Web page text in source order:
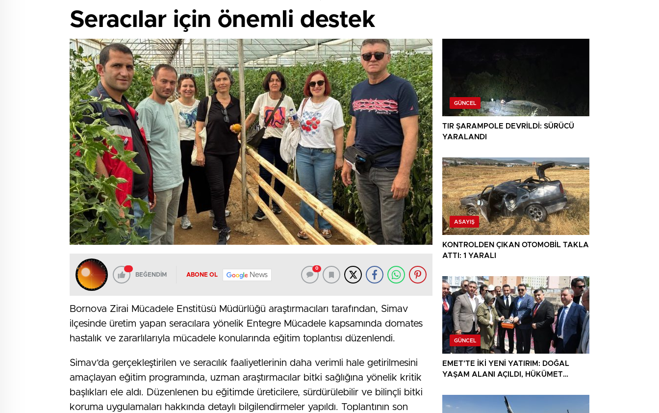
Seracılar için önemli destek
BEĞENDİM ABONE OL News
0
Bornova Zirai Mücadele Enstitüsü Müdürlüğü araştırmacıları tarafından, Simav
ilçesinde üretim yapan seracılara yönelik Entegre Mücadele kapsamında domates
hastalık ve zararlılarıyla mücadele konularında eğitim toplantısı düzenlendi.
Simav’da gerçekleştirilen ve seracılık faaliyetlerinin daha verimli hale getirilmesini
amaçlayan eğitim programında, uzman araştırmacılar bitki sağlığına yönelik kritik
başlıkları ele aldı. Düzenlenen bu eğitimde üreticilere, sürdürülebilir ve bilinçli bitki
koruma uygulamaları hakkında detaylı bilgilendirmeler yapıldı. Toplantının son
GÜNCEL
TIR ŞARAMPOLE DEVRİLDİ: SÜRÜCÜ
YARALANDI
ASAYIŞ
KONTROLDEN ÇIKAN OTOMOBİL TAKLA
ATTI: 1 YARALI
GÜNCEL
EMET’TE İKİ YENİ YATIRIM: DOĞAL
YAŞAM ALANI AÇILDI, HÜKÜMET